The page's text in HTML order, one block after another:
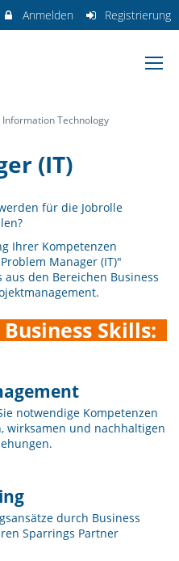
Anmelden Registrierung
Information Technology
(IT)
für die Jobrolle
Ihrer Kompetenzen
Manager (IT)"
den Bereichen Business
Skills:
notwendige Kompetenzen
wirksamen und nachhaltigen
durch Business
Sparrings Partner